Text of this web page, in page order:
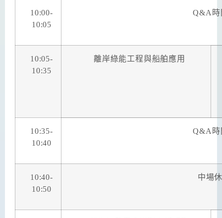
10:00-
10:05
Q&A
10:05-
10:35
離岸綠能工程與船舶應用
10:35-
10:40
Q&A
10:40-
10:50
中場